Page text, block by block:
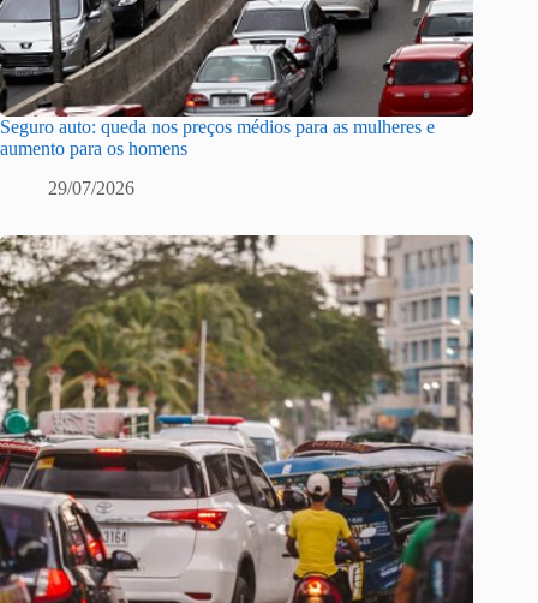
Seguro auto: queda nos preços médios para as mulheres e
aumento para os homens
29/07/2026